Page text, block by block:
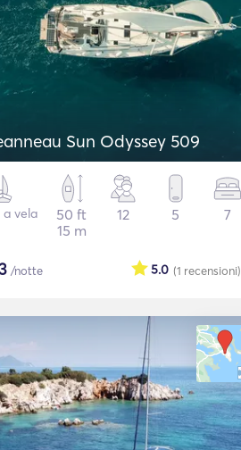
Sun Odyssey 509
a vela
50 ft
15 m
12 5 7
/notte (1 recensioni)
5.0